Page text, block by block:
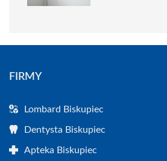
FIRMY
Lombard Biskupiec
Dentysta Biskupiec
Apteka Biskupiec